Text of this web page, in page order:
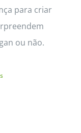
para criar
ou não.